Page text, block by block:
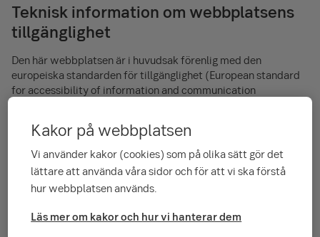
Teknisk information om webbplatsens
tillgänglighet
Den här webbplatsen är i huvudsak förenlig med den
europeiska standarden för tillgänglighet (European standard
for accessibility of information and communication
Om Portföljtjänsten – beskrivning av
funktion och utformning
Portföljtjänsten är SEB Helsingforsfilialens digitala kanal för
kapitalförvaltningen. Tjänstens primära syfte är att vara en
Kakor på webbplatsen
Vi använder kakor (cookies) som på olika sätt gör det
lättare att använda våra sidor och för att vi ska förstå
hur webbplatsen används.
Läs mer om kakor och hur vi hanterar dem